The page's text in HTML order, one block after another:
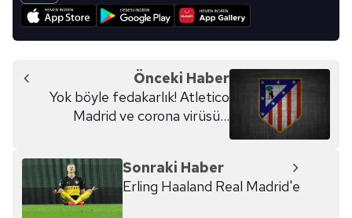
verileriniz işlenmekte olup gerekli olan çerezler bilgi
toplumu hizmetlerinin sunulması amacıyla
kılınması ve kişiselleştirilmesi ve sizlere yönelik
reklam/pazarlama faaliyetlerinin yapılması, amaçlarıyla
sınırlı olarak açık rızanız dahilinde kullanılacaktır.
Çerezlere ilişkin tercihlerinizi aşağıda yer alan panel
vasıtasıyla belirleyebilirsiniz. Çerezlere ilişkin detaylı bilgi
için Ayarlar butonuna tıklayabilir,
Çerez Bilgilendirme
Metnimiziziyaret edebilirsiniz.
Önceki Haber
Yok böyle fedakarlık! Atletico
Madrid ve corona virüsü...
Sonraki Haber
Erling Haaland Real Madrid'e